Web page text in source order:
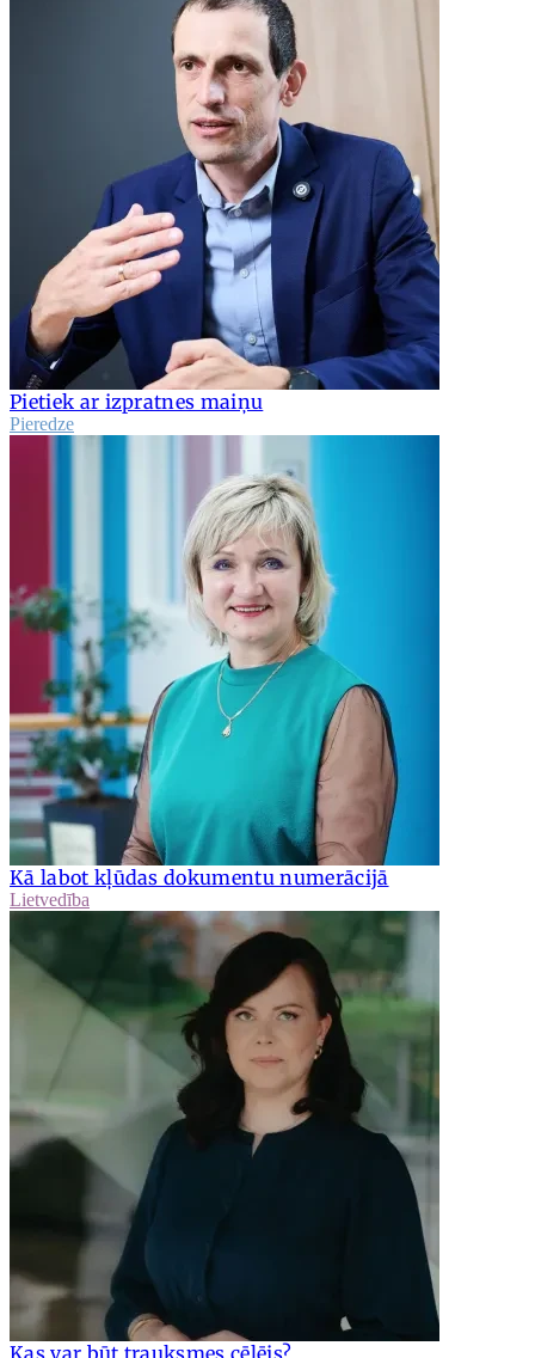
Pietiek ar izpratnes maiņu
Pieredze
Kā labot kļūdas dokumentu numerācijā
Lietvedība
Kas var būt trauksmes cēlējs?